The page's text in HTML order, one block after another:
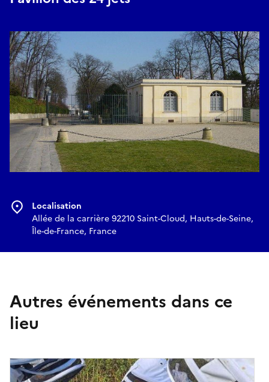
Localisation
Allée de la carrière 92210 Saint-Cloud, Hauts-de-Seine,
Île-de-France, France
Autres événements dans ce
lieu